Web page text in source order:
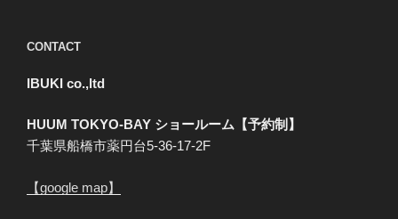
CONTACT
IBUKI co.,ltd
HUUM TOKYO-BAY ショールーム【予約制】
千葉県船橋市薬円台5-36-17-2F
【google map】